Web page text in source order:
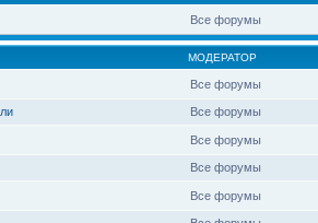
Все форумы
МОДЕРАТОР
Все форумы
Все форумы
Все форумы
Все форумы
Все форумы